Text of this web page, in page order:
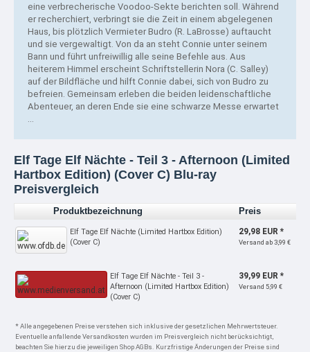
eine verbrecherische Voodoo-Sekte berichten soll. Während
er recherchiert, verbringt sie die Zeit in einem abgelegenen
Haus, bis plötzlich Vermieter Budro (R. LaBrosse) auftaucht
und sie vergewaltigt. Von da an steht Connie unter seinem
Bann und führt unfreiwillig alle seine Befehle aus. Aus
heiterem Himmel erscheint Schriftstellerin Nora (C. Salley)
auf der Bildfläche und hilft Connie dabei, sich von Budro zu
befreien. Gemeinsam erleben die beiden leidenschaftliche
Abenteuer, an deren Ende sie eine schwarze Messe erwartet
…
Elf Tage Elf Nächte - Teil 3 - Afternoon (Limited
Hartbox Edition) (Cover C) Blu-ray
Preisvergleich
Produktbezeichnung Preis
Elf Tage Elf Nächte (Limited Hartbox Edition)
(Cover C)
29,98 EUR *
Versand ab 3,99 €
Elf Tage Elf Nächte - Teil 3 -
Afternoon (Limited Hartbox Edition)
(Cover C)
39,99 EUR *
Versand 5,99 €
* Alle angegebenen Preise verstehen sich inklusive der gesetzlichen Mehrwertsteuer.
Eventuelle anfallende Versandkosten wurden im Preisvergleich nicht berücksichtigt,
beachten Sie hierzu die jeweiligen Shop AGBs. Kurzfristige Änderungen der Preise sind